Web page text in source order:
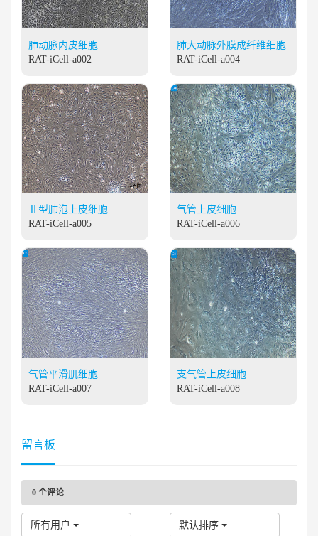
肺动脉内皮细胞
RAT-iCell-a002
肺大动脉外膜成纤维细胞
RAT-iCell-a004
Ⅱ型肺泡上皮细胞
RAT-iCell-a005
气管上皮细胞
RAT-iCell-a006
气管平滑肌细胞
RAT-iCell-a007
支气管上皮细胞
RAT-iCell-a008
留言板
0 个评论
所有用户 默认排序